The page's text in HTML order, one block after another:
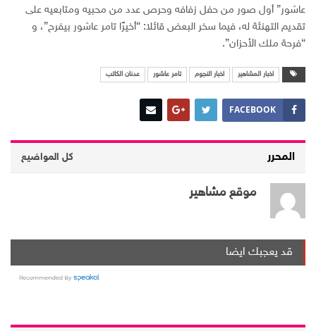
عاشور” أول صور من حفل زفافه وحرص عدد من محبيه ومتابعيه على
تقديم التهنئة له، فيما سخر البعض قائلا: “أخيرًا تامر عاشور بيفرح”، و
“فرحة ملك الأحزان”.
اخبار المشاهير اخبار النجوم تامر عاشور عدنان الكاتب
FACEBOOK
المحرر كل المواضيع
موقع مشاهير
قد يعجبك ايضا